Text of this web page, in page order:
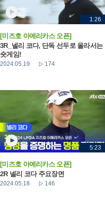
1:26
[미즈호 아메리카스 오픈]
3R_넬리 코다, 단독 선두로 올라서는
숏게임!
2024.05.19 174
5:23
[미즈호 아메리카스 오픈]
2R 넬리 코다 주요장면
2024.05.18 146